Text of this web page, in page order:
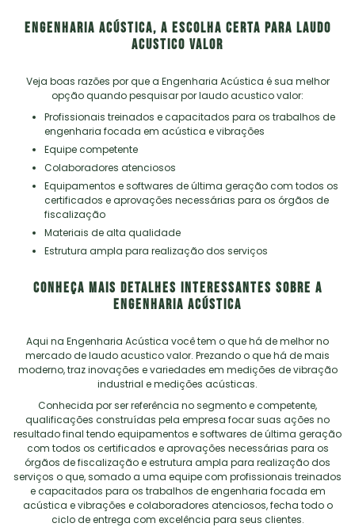
ENGENHARIA ACÚSTICA, A ESCOLHA CERTA PARA LAUDO
ACUSTICO VALOR
Veja boas razões por que a Engenharia Acústica é sua melhor
opção quando pesquisar porlaudo acustico valor:
profissionais treinados e capacitados para os trabalhos de
engenharia focada em acústica e vibrações
equipe competente
colaboradores atenciosos
equipamentos e softwares de última geração com todos os
certificados e aprovações necessárias para os órgãos de
fiscalização
materiais de alta qualidade
estrutura ampla para realização dos serviços
CONHEÇA MAIS DETALHES INTERESSANTES SOBRE A
ENGENHARIA ACÚSTICA
Aqui na Engenharia Acústica você tem o que há de melhor no
mercado delaudo acustico valor. Prezando o que há de mais
moderno, traz inovações e variedades em medições de vibração
industrial e medições acústicas.
Conhecida por ser referência no segmento e competente,
qualificações construídas pela empresa focar suas ações no
resultado final tendo equipamentos e softwares de última geração
com todos os certificados e aprovações necessárias para os
órgãos de fiscalização e estrutura ampla para realização dos
serviços o que, somado a uma equipe com profissionais treinados
e capacitados para os trabalhos de engenharia focada em
acústica e vibrações e colaboradores atenciosos, fecha todo o
ciclo de entrega com excelência para seus clientes.